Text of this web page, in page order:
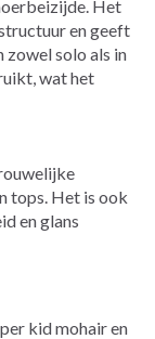
Het
en geeft
solo als in
wat het
tops. Het is ook
en glans
kid mohair en